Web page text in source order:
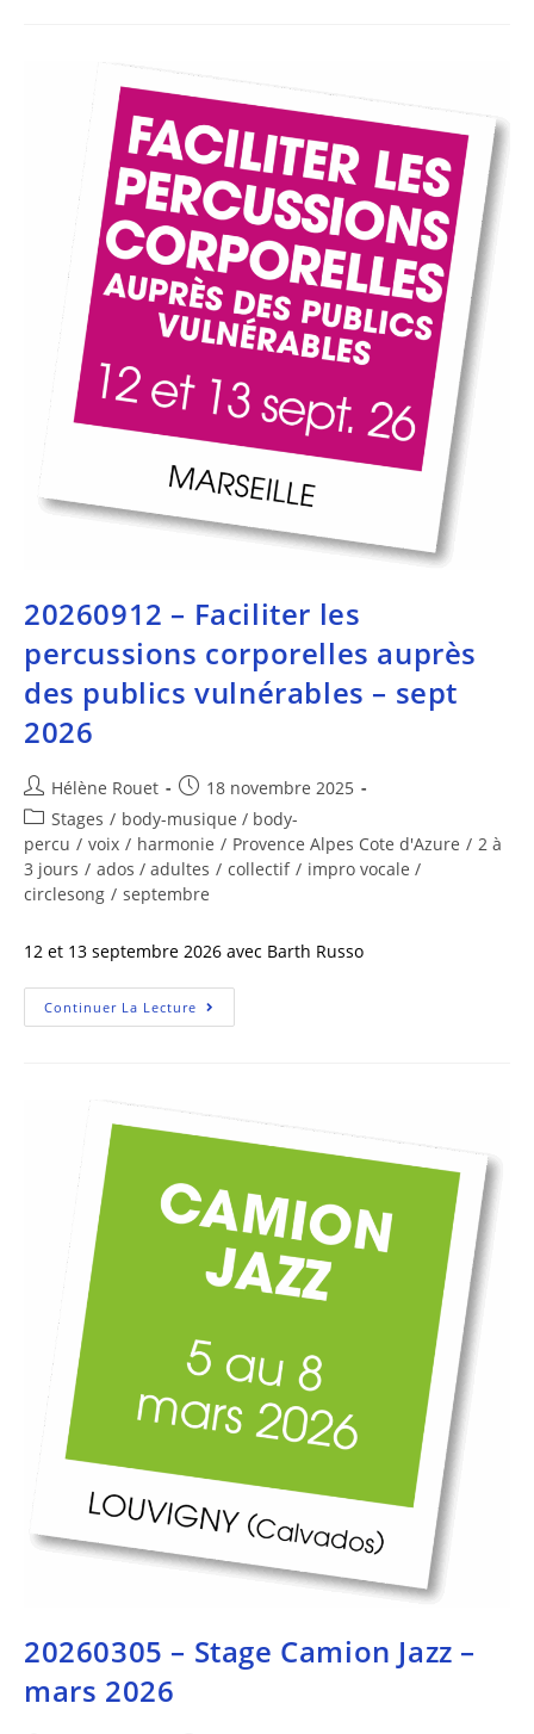
20260912 – Faciliter les
percussions corporelles auprès
des publics vulnérables – sept
2026
Hélène Rouet
18 novembre 2025
Stages / body-musique / body-
percu / voix / harmonie / Provence Alpes Cote d'Azure / 2 à
3 jours / ados / adultes / collectif / impro vocale /
circlesong / septembre
12 et 13 septembre 2026 avec Barth Russo
Continuer La Lecture
20260305 – Stage Camion Jazz –
mars 2026